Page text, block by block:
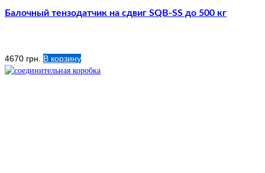
Балочный тензодатчик на сдвиг SQB-SS до 500 кг
4670 грн. В корзину